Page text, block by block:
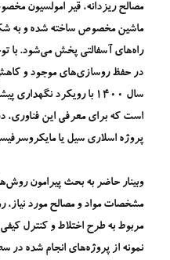
مصالح ریزدانه، قیر امولسیون
ماشین مخصوص ساخته شده و به
راه‌های آسفالتی پخش می‌شود. با
در حفظ روسازی‌های موجود و
سال 1400 با رویکرد
است که برای معرفی این فناوری،
پروژه اسلاری سیل یا
وبینار حاضر به بحث پیرامون
مشخصات مواد و مصالح مورد
مربوط به طرح اختلاط و کنترل
نمونه از پروژه‌های انجام شده